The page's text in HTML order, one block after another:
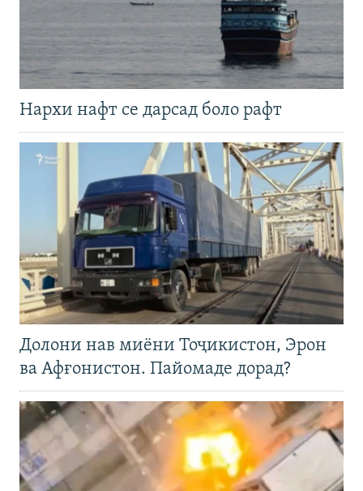
Нархи нафт се дарсад боло рафт
Долони нав миёни Тоҷикистон, Эрон
ва Афғонистон. Пайомаде дорад?